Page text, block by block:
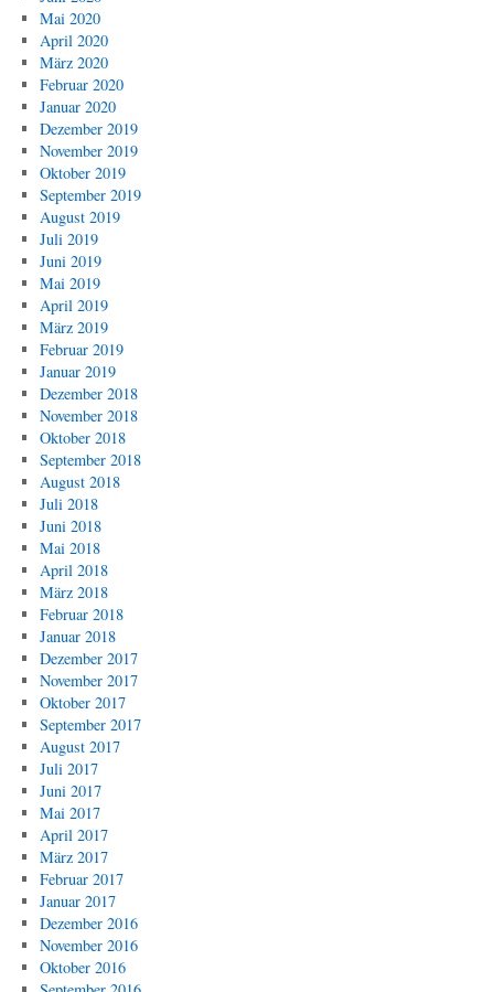
Mai 2020
April 2020
März 2020
Februar 2020
Januar 2020
Dezember 2019
November 2019
Oktober 2019
September 2019
August 2019
Juli 2019
Juni 2019
Mai 2019
April 2019
März 2019
Februar 2019
Januar 2019
Dezember 2018
November 2018
Oktober 2018
September 2018
August 2018
Juli 2018
Juni 2018
Mai 2018
April 2018
März 2018
Februar 2018
Januar 2018
Dezember 2017
November 2017
Oktober 2017
September 2017
August 2017
Juli 2017
Juni 2017
Mai 2017
April 2017
März 2017
Februar 2017
Januar 2017
Dezember 2016
November 2016
Oktober 2016